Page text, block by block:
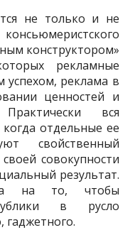
не только и не
конструктором»
рекламные
успехом, рекла­ма в
ценностей и
вся
отдельные ее
свойственный
совокупно­сти
результат.
на то, чтобы
в русло
гаджетного.